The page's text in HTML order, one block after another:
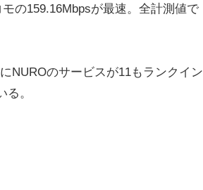
の159.16Mbpsが最速。全計測値で
NUROのサービスが11もランクイン
。